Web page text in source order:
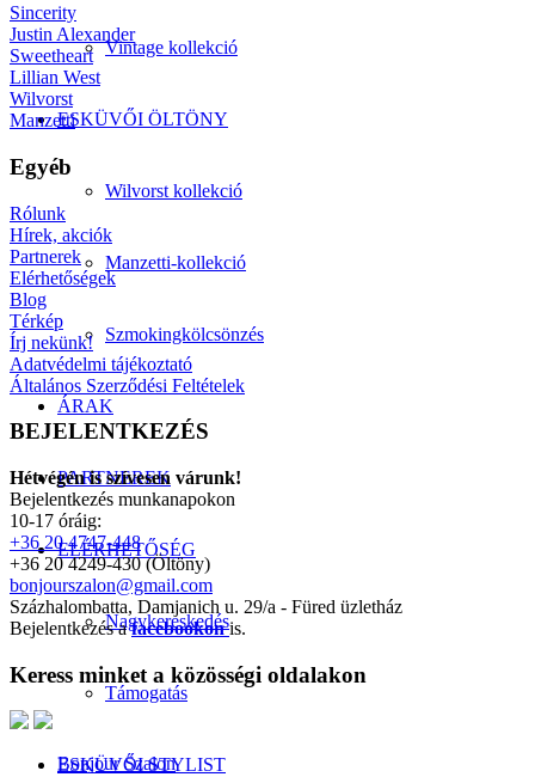
Vintage kollekció
ESKÜVŐI ÖLTÖNY
Wilvorst kollekció
Manzetti-kollekció
Szmokingkölcsönzés
ÁRAK
PARTNEREK
ELÉRHETŐSÉG
Nagykereskedés
Támogatás
ESKÜVŐI STYLIST
Sincerity
Justin Alexander
Sweetheart
Lillian West
Wilvorst
Manzetti
Egyéb
Rólunk
Hírek, akciók
Partnerek
Elérhetőségek
Blog
Térkép
Írj nekünk!
Adatvédelmi tájékoztató
Általános Szerződési Feltételek
BEJELENTKEZÉS
Hétvégén is szívesen várunk!
Bejelentkezés munkanapokon
10-17 óráig:
+36 20 4747-448
+36 20 4249-430 (Öltöny)
bonjourszalon@gmail.com
Százhalombatta, Damjanich u. 29/a - Füred üzletház
Bejelentkezés afacebookon is.
Keress minket a közösségi oldalakon
Bonjour Szalon